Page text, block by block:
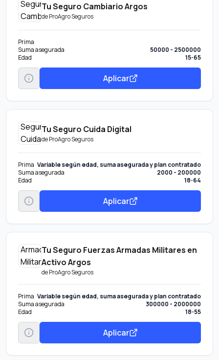
Tu Seguro Cambiario Argos
deProAgro Seguros
Prima
Suma asegurada
50000 - 2500000
Edad
15-65
Aplicar
Tu Seguro Cuida Digital
deProAgro Seguros
Prima Variable según edad, suma asegurada y plan contratado
Suma asegurada
2000 - 200000
Edad
18-64
Aplicar
Tu Seguro Fuerzas Armadas Militares en
Activo Argos
deProAgro Seguros
Prima Variable según edad, suma asegurada y plan contratado
Suma asegurada
300000 - 2000000
Edad
18-55
Aplicar